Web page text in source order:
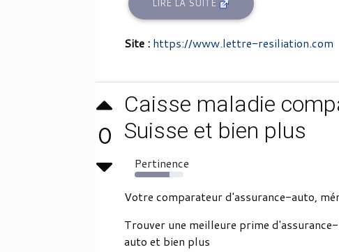
LIRE LA SUITE
Site : https://www.lettre-resiliation.com
0
Caisse maladie
Suisse et bien plus
Pertinence
72%
Votre comparateur d'assurance-auto,
Trouver une meilleure prime
auto et bien plus